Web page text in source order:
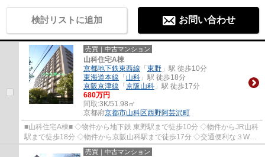
検討リストに追加 お問い合わせ
売買｜中古マンション
山科住宅A棟
京都地下鉄東西線 「東野 」駅 徒歩10分
東海道本線 「山科 」駅 徒歩18分
京阪京津線 「京阪山科 」駅 徒歩17分
680万円
間取:3K/51.98㎡
京都府京都市山科区西野阿芸沢町
■山科住宅A棟■ ◇物件から地下鉄 東野駅まで徒歩10分 ◇物件からJR山科
駅まで徒歩18分 ◇物件から京阪山科駅まで徒歩17分 ◇交通便利な３WAY
アクセス
売買｜中古マンション